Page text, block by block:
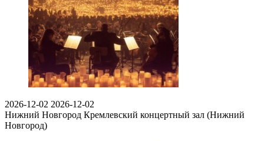
2026-12-02 2026-12-02
Нижний Новгород Кремлевский концертный зал (Нижний
Новгород)